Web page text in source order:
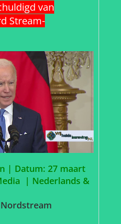
van
Stream-
| Datum: 27 maart
| Nederlands &